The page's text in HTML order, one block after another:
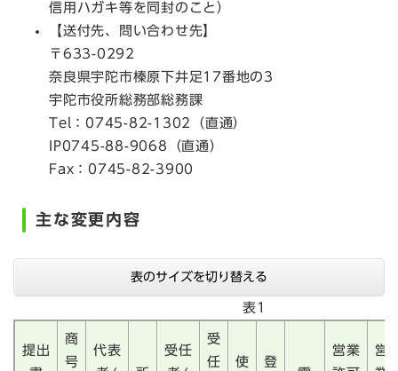
信用ハガキ等を同封のこと）
【送付先、問い合わせ先】
〒633-0292
奈良県宇陀市榛原下井足17番地の3
宇陀市役所総務部総務課
Tel：0745-82-1302（直通）
IP0745-88-9068（直通）
Fax：0745-82-3900
主な変更内容
表のサイズを切り替える
表1
提出
商
号
代表
受任
受
任
使
登
営業
営